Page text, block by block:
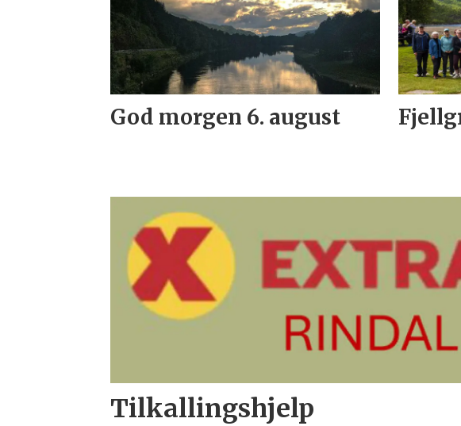
God morgen 6. august
Tilkallingshjelp